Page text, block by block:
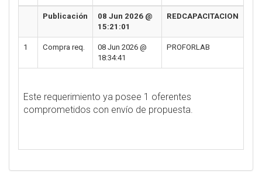
Publicación
08 Jun 2026 @
15:21:01
REDCAPACITACION
1 Compra req.
08 Jun 2026 @
18:34:41
PROFORLAB
Este requerimiento ya posee 1 oferentes
comprometidos con envío de propuesta.